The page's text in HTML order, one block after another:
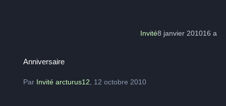
Invité8 janvier 201016 a
Anniversaire
Par Invité arcturus12, 12 octobre 2010